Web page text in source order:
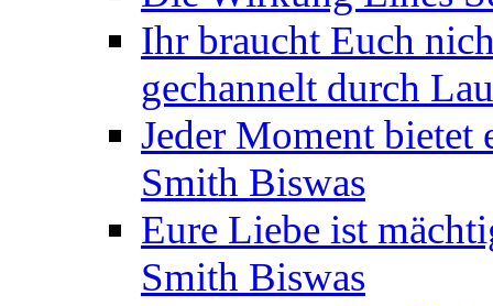
Ihr braucht Euch
gechannelt durch
Jeder Moment bietet
Smith Biswas
Eure Liebe ist
Smith Biswas